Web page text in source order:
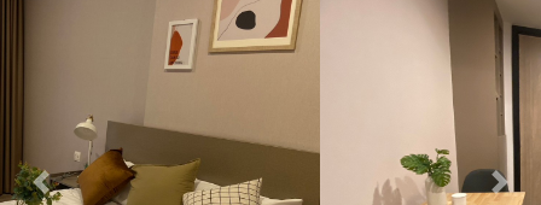
Previous Next